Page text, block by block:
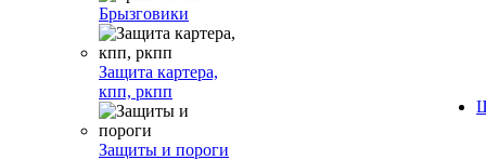
Брызговики
Защита картера,
кпп, ркпп
Защиты и пороги